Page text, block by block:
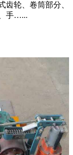
齿轮、卷筒部分、
手…...